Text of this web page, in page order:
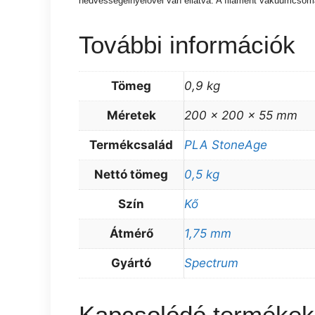
További információk
Tömeg 0,9 kg
Méretek 200 × 200 × 55 mm
Termékcsalád PLA StoneAge
Nettó tömeg 0,5 kg
Szín Kő
Átmérő 1,75 mm
Gyártó Spectrum